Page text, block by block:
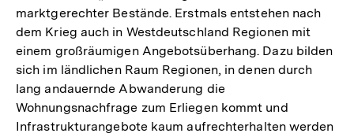
marktgerechter Bestände. Erstmals entstehen nach
dem Krieg auch in Westdeutschland Regionen mit
einem großräumigen Angebotsüberhang. Dazu bilden
sich im ländlichen Raum Regionen, in denen durch
lang andauernde Abwanderung die
Wohnungsnachfrage zum Erliegen kommt und
Infrastrukturangebote kaum aufrechterhalten werden